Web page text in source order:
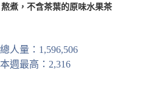
熬煮，不含茶葉的原味水果茶
總人量：1,596,506
本週最高：2,316